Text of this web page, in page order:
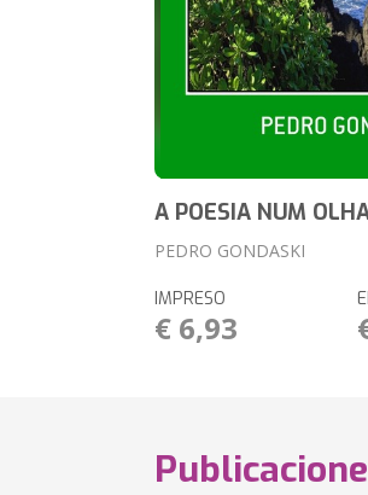
A POESIA NUM
PEDRO GONDASKI
IMPRESO
€ 6,93